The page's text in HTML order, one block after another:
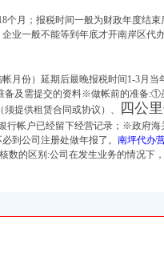
个月；报税时间一般为财政年度结
业一般不能等到年底才开南岸区代
月份）延期后最晚报税时间1-3月当
备及需提交的资料※做帐前的准备:①
提供租赁合同或协议）、
四公
行帐户已经留下经营记录；※政府海
到公司注册处做年报了。 南坪代办
的区别:公司在发生业务的情况下